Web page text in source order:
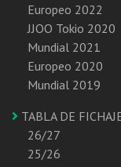
Europeo 2022
JJOO Tokio 2020
Mundial 2021
Europeo 2020
Mundial 2019
TABLA DE
26/27
25/26